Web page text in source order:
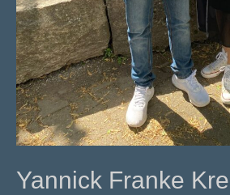
Yannick Franke